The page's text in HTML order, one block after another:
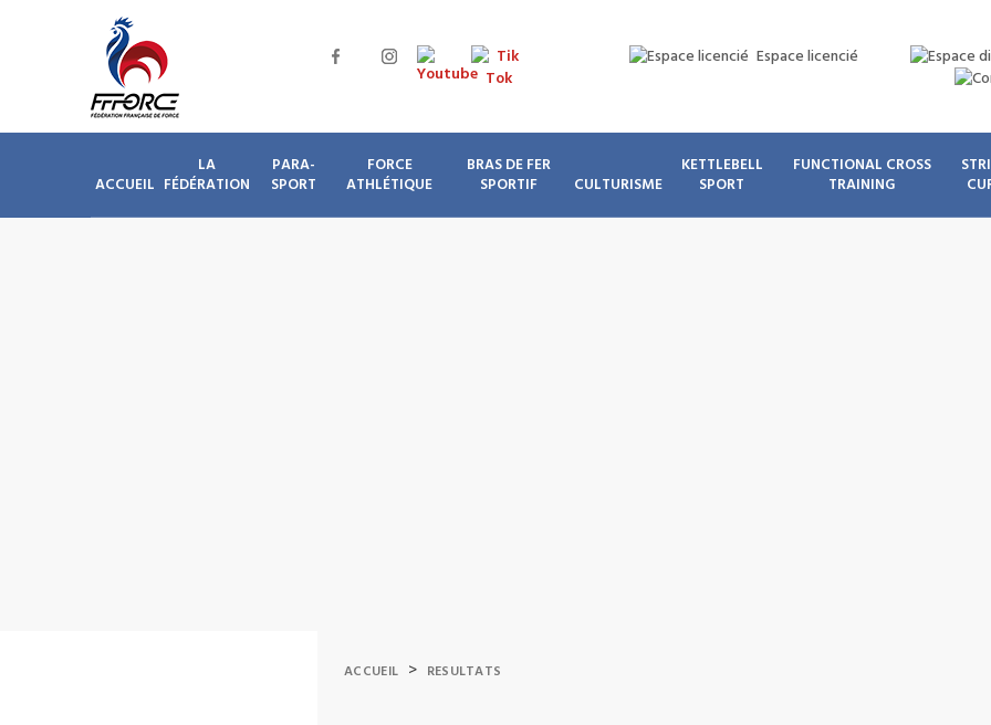
Espace licencié
ACCUEIL
LA
FÉDÉRATION
PARA-
SPORT
FORCE
ATHLÉTIQUE
BRAS DE FER
SPORTIF
CULTURISME
KETTLEBELL
SPORT
FUNCTIONAL CROSS
TRAINING
ACCUEIL > RESULTATS